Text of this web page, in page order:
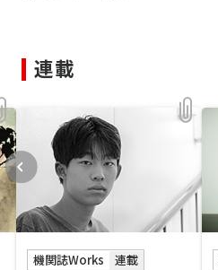
連載
機関誌Works 連載